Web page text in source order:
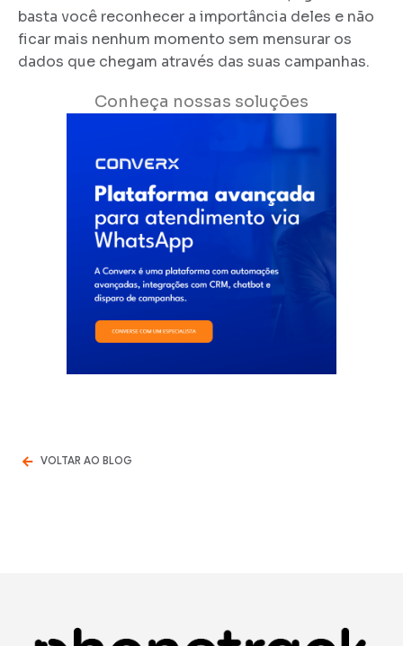
basta você reconhecer a importância deles e não
ficar mais nenhum momento sem mensurar os
dados que chegam através das suas campanhas.
Conheça nossas soluções
VOLTAR AO BLOG